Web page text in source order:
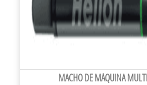
MACHO DE MÁQUINA